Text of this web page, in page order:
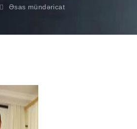
Əsas mündəricat